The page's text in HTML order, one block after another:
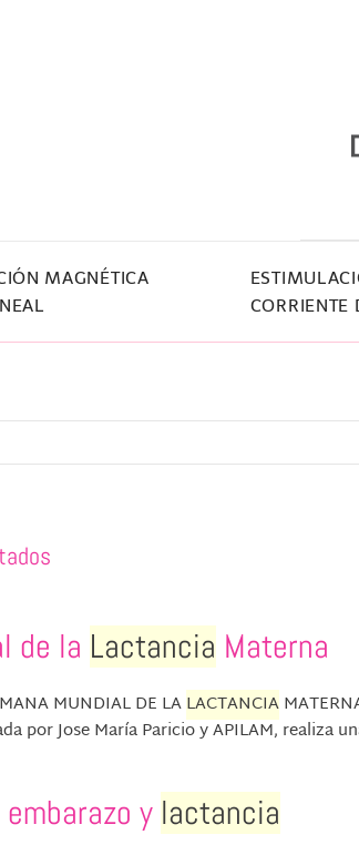
MAGNÉTICA
CORRIENTE
de la Lactancia Materna
MUNDIAL DE LALACTANCIA
por Jose María Paricio y APILAM, realiza
y lactancia